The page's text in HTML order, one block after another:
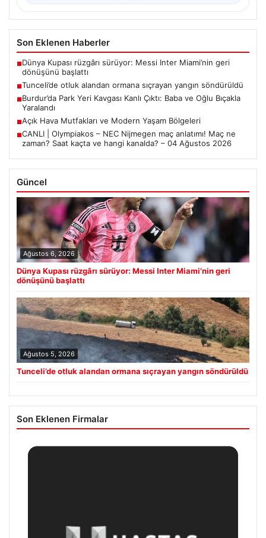
Son Eklenen Haberler
■Dünya Kupası rüzgârı sürüyor: Messi Inter Miami’nin geri
dönüşünü başlattı
■Tunceli’de otluk alandan ormana sıçrayan yangın söndürüldü
■Burdur’da Park Yeri Kavgası Kanlı Çıktı: Baba ve Oğlu Bıçakla
Yaralandı
■Açık Hava Mutfakları ve Modern Yaşam Bölgeleri
■CANLI | Olympiakos – NEC Nijmegen maç anlatımı! Maç ne
zaman? Saat kaçta ve hangi kanalda? – 04 Ağustos 2026
Güncel
Ağustos 6, 2026
Dünya Kupası rüzgârı sürüyor: Messi Inter Miami’nin geri
dönüşünü başlattı
Ağustos 5, 2026
Tunceli’de otluk alandan ormana sıçrayan yangın söndürüldü
Son Eklenen Firmalar